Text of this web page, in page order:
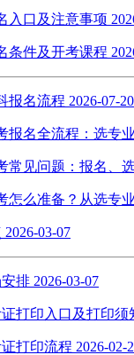
入口及注意事项
条件及开考课程
报名流程 2026-07-20
报名全流程：选专
常见问题：报名、
怎么准备？从选专
2026-03-07
排 2026-03-07
打印入口及打印须
打印流程 2026-02-